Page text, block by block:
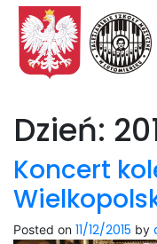
Dzień:
Koncert
Posted on 11/12/2015 by